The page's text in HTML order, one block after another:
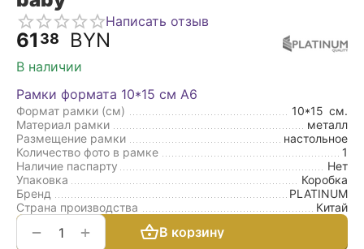
Написать отзыв
61 38 BYN
В наличии
Рамки формата 10*15 см А6
Формат рамки (см) 10*15 см.
Материал рамки
металл
Размещение рамки
настольное
Количество фото в рамке
1
Наличие паспарту
Нет
Упаковка
Коробка
Бренд
PLATINUM
Страна производства
Китай
+
−
В корзину